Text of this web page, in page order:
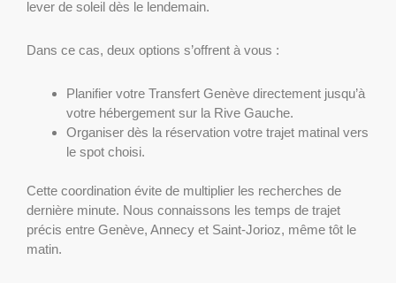
lever de soleil dès le lendemain.
Dans ce cas, deux options s’offrent à vous :
Planifier votre Transfert Genève directement jusqu’à
votre hébergement sur la Rive Gauche.
Organiser dès la réservation votre trajet matinal vers
le spot choisi.
Cette coordination évite de multiplier les recherches de
dernière minute. Nous connaissons les temps de trajet
précis entre Genève, Annecy et Saint-Jorioz, même tôt le
matin.